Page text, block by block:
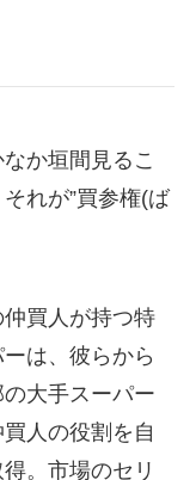
か垣間見るこ
れが”買参権(ば
買人が持つ特
は、彼らから
大手スーパー
人の役割を自
。市場のセリ